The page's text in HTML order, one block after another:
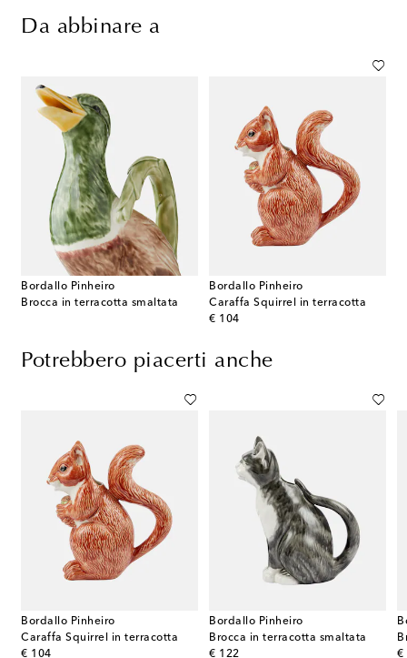
Da abbinare a
Bordallo Pinheiro
Brocca in terracotta smaltata
Bordallo Pinheiro
Caraffa Squirrel in terracotta
€ 104
original price
Potrebbero piacerti anche
Bordallo Pinheiro
Caraffa Squirrel in terracotta
€ 104
original price
Bordallo Pinheiro
Brocca in terracotta smaltata
€ 122
original price
€